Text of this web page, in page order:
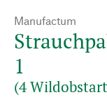
Manufactum
1
(4